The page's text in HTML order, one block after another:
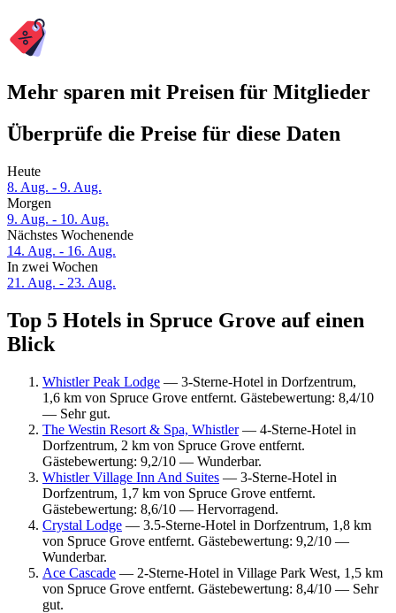
Mehr sparen mit Preisen für Mitglieder
Überprüfe die Preise für diese Daten
Heute
8. Aug. - 9. Aug.
Morgen
9. Aug. - 10. Aug.
Nächstes Wochenende
14. Aug. - 16. Aug.
In zwei Wochen
21. Aug. - 23. Aug.
Top 5 Hotels in Spruce Grove auf einen
Blick
Whistler Peak Lodge — 3-Sterne-Hotel in Dorfzentrum,
1,6 km von Spruce Grove entfernt. Gästebewertung: 8,4/10
— Sehr gut.
The Westin Resort & Spa, Whistler— 4-Sterne-Hotel in
Dorfzentrum, 2 km von Spruce Grove entfernt.
Gästebewertung: 9,2/10 — Wunderbar.
Whistler Village Inn And Suites — 3-Sterne-Hotel in
Dorfzentrum, 1,7 km von Spruce Grove entfernt.
Gästebewertung: 8,6/10 — Hervorragend.
Crystal Lodge — 3.5-Sterne-Hotel in Dorfzentrum, 1,8 km
von Spruce Grove entfernt. Gästebewertung: 9,2/10 —
Wunderbar.
Ace Cascade — 2-Sterne-Hotel in Village Park West, 1,5 km
von Spruce Grove entfernt. Gästebewertung: 8,4/10 — Sehr
gut.